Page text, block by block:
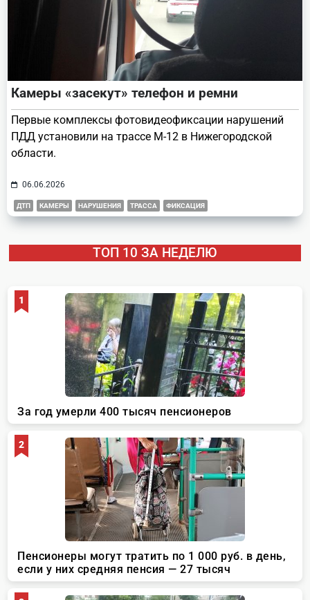
Камеры «засекут» телефон и ремни
Первые комплексы фотовидеофиксации нарушений
ПДД установили на трассе М-12 в Нижегородской
области.
06.06.2026
ДТП КАМЕРЫ НАРУШЕНИЯ ТРАССА ФИКСАЦИЯ
ТОП 10 ЗА НЕДЕЛЮ